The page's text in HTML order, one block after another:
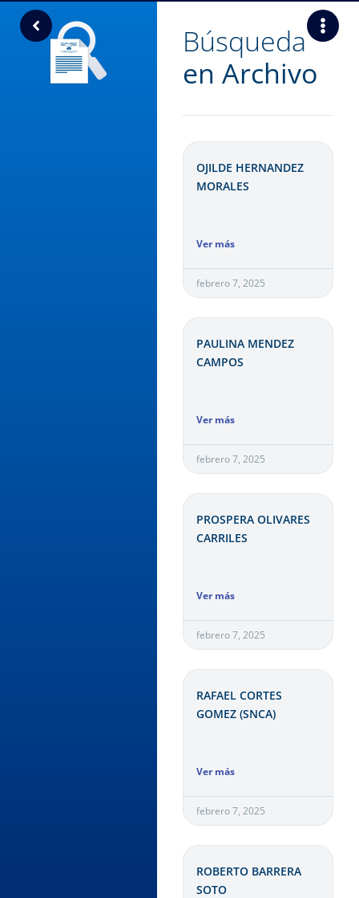
Búsqueda
en Archivo
OJILDE HERNANDEZ
MORALES
Ver más
febrero 7, 2025
PAULINA MENDEZ
CAMPOS
Ver más
febrero 7, 2025
PROSPERA OLIVARES
CARRILES
Ver más
febrero 7, 2025
RAFAEL CORTES
GOMEZ (SNCA)
Ver más
febrero 7, 2025
ROBERTO BARRERA
SOTO